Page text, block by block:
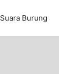
Suara Burung